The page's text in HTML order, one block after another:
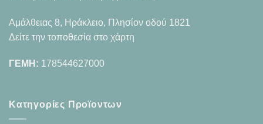
Αμάλθειας 8, Ηράκλειο, Πλησίον οδού 1821
Δείτε την τοποθεσία στο χάρτη
ΓΕΜΗ: 178544627000
Κατηγορίες Προϊοντων